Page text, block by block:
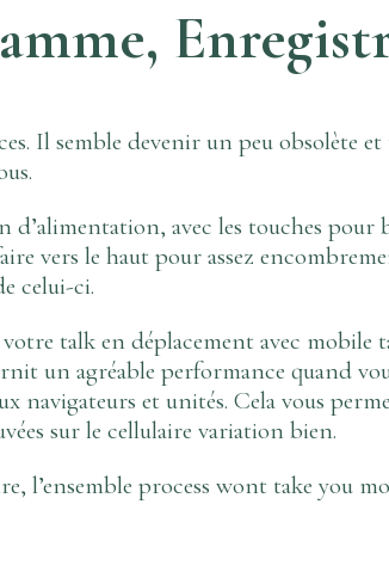
Il semble devenir un peu obsolète
avec les touches pour
vers le haut pour assez
celui-ci.
talk en déplacement avec
un agréable performance quand
et unités. Cela vous
sur le cellulaire variation bien.
l’ensemble process wont take you